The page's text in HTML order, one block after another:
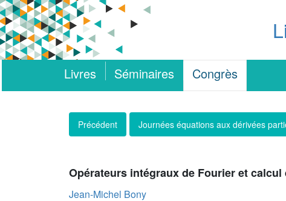
Livres Séminaires Congrès
Précédent Journées équations aux dérivées
Opérateurs intégraux de Fourier et
Jean-Michel Bony